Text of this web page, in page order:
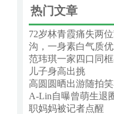
愿意配合缴纳罚金
热门文章
72岁林青霞痛失两
沟，一身素白气质
范玮琪一家四口同
儿子身高出挑
高圆圆晒出游随拍
A-Lin自曝曾萌生退
职妈妈被记者点醒